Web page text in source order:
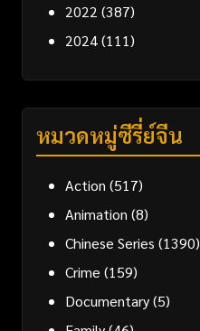
2022 (387)
2024(111)
หมวดหมู่ซีรี่ย์จีน
Action (517)
Animation (8)
Chinese Series (1390)
Crime (159)
Documentary(5)